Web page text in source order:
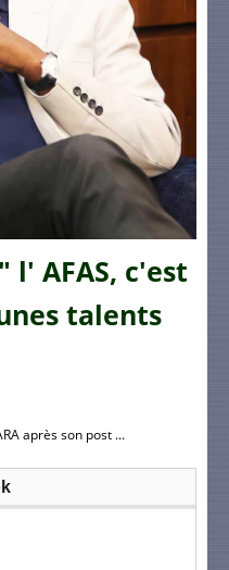
l' AFAS, c'est
talents
après son post ...